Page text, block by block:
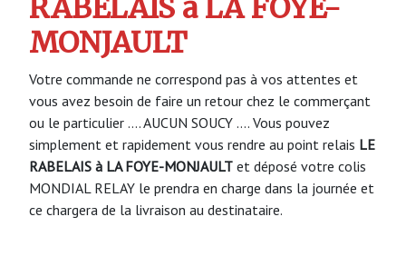
RABELAIS à LA FOYE-
MONJAULT
Votre commande ne correspond pas à vos attentes et
vous avez besoin de faire un retour chez le commerçant
ou le particulier …. AUCUN SOUCY …. Vous pouvez
simplement et rapidement vous rendre au point relais LE
RABELAIS à LA FOYE-MONJAULT et déposé votre colis
MONDIAL RELAY le prendra en charge dans la journée et
ce chargera de la livraison au destinataire.